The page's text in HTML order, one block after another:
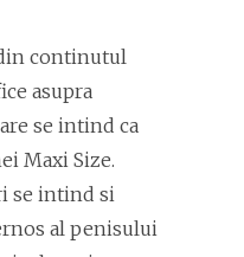
continutul
asupra
se intind ca
Maxi Size.
se intind si
al penisului